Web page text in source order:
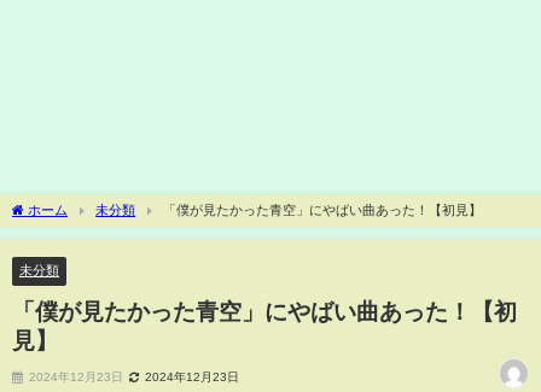
ホーム 未分類 「僕が見たかった青空」にやばい曲あった！【初見】
未分類
「僕が見たかった青空」にやばい曲あった！【初
見】
2024年12月23日 2024年12月23日